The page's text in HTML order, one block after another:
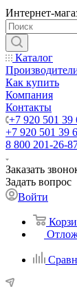
Интернет-
Каталог
Как купить
Компания
Контакты
+7 920 501 39
+7 920 501 39
8 800 201-26-
Заказать
Задать вопрос
Войти